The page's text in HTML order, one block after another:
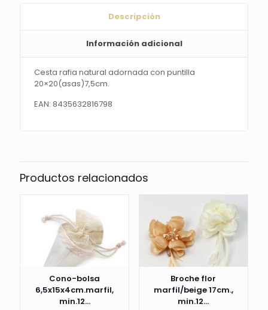
Descripción
Información adicional
Cesta rafia natural adornada con puntilla
20×20(asas)7,5cm.
EAN: 8435632816798
Productos relacionados
Cono-bolsa
6,5x15x4cm.marfil,
min.12...
Broche flor
marfil/beige 17cm.,
min.12...